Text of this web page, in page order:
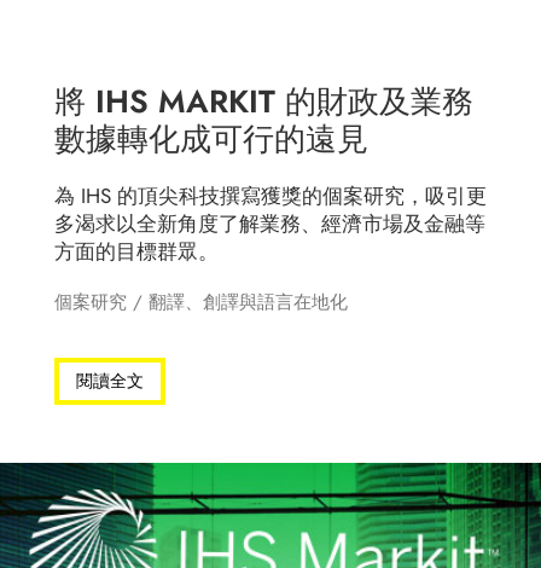
將 IHS MARKIT 的財政及業務
數據轉化成可行的遠見
為 IHS 的頂尖科技撰寫獲獎的個案研究，吸引更
多渴求以全新角度了解業務、經濟市場及金融等
方面的目標群眾。
個案研究/ 翻譯、創譯與語言在地化
閱讀全文